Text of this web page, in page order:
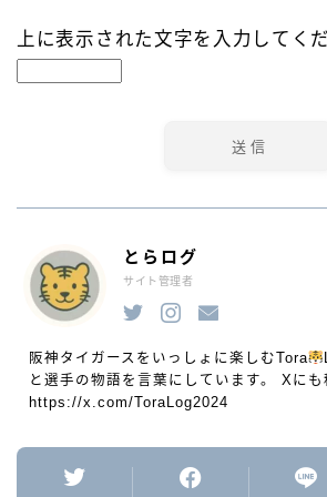
上に表示された文字を入力してく
とらログ
サイト管理者
阪神タイガースをいっしょに楽しむTora
と選手の物語を言葉にしています。 Xに
https://x.com/ToraLog2024